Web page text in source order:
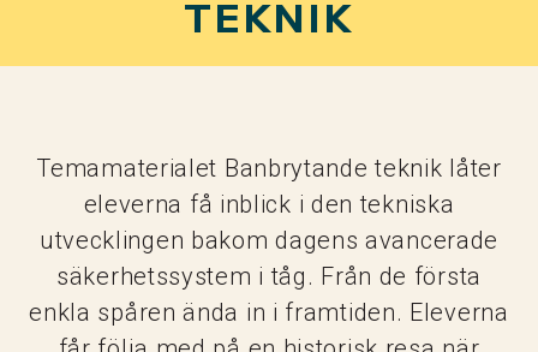
TEKNIK
Temamaterialet Banbrytande teknik låter
eleverna få inblick i den tekniska
utvecklingen bakom dagens avancerade
säkerhetssystem i tåg. Från de första
enkla spåren ända in i framtiden. Eleverna